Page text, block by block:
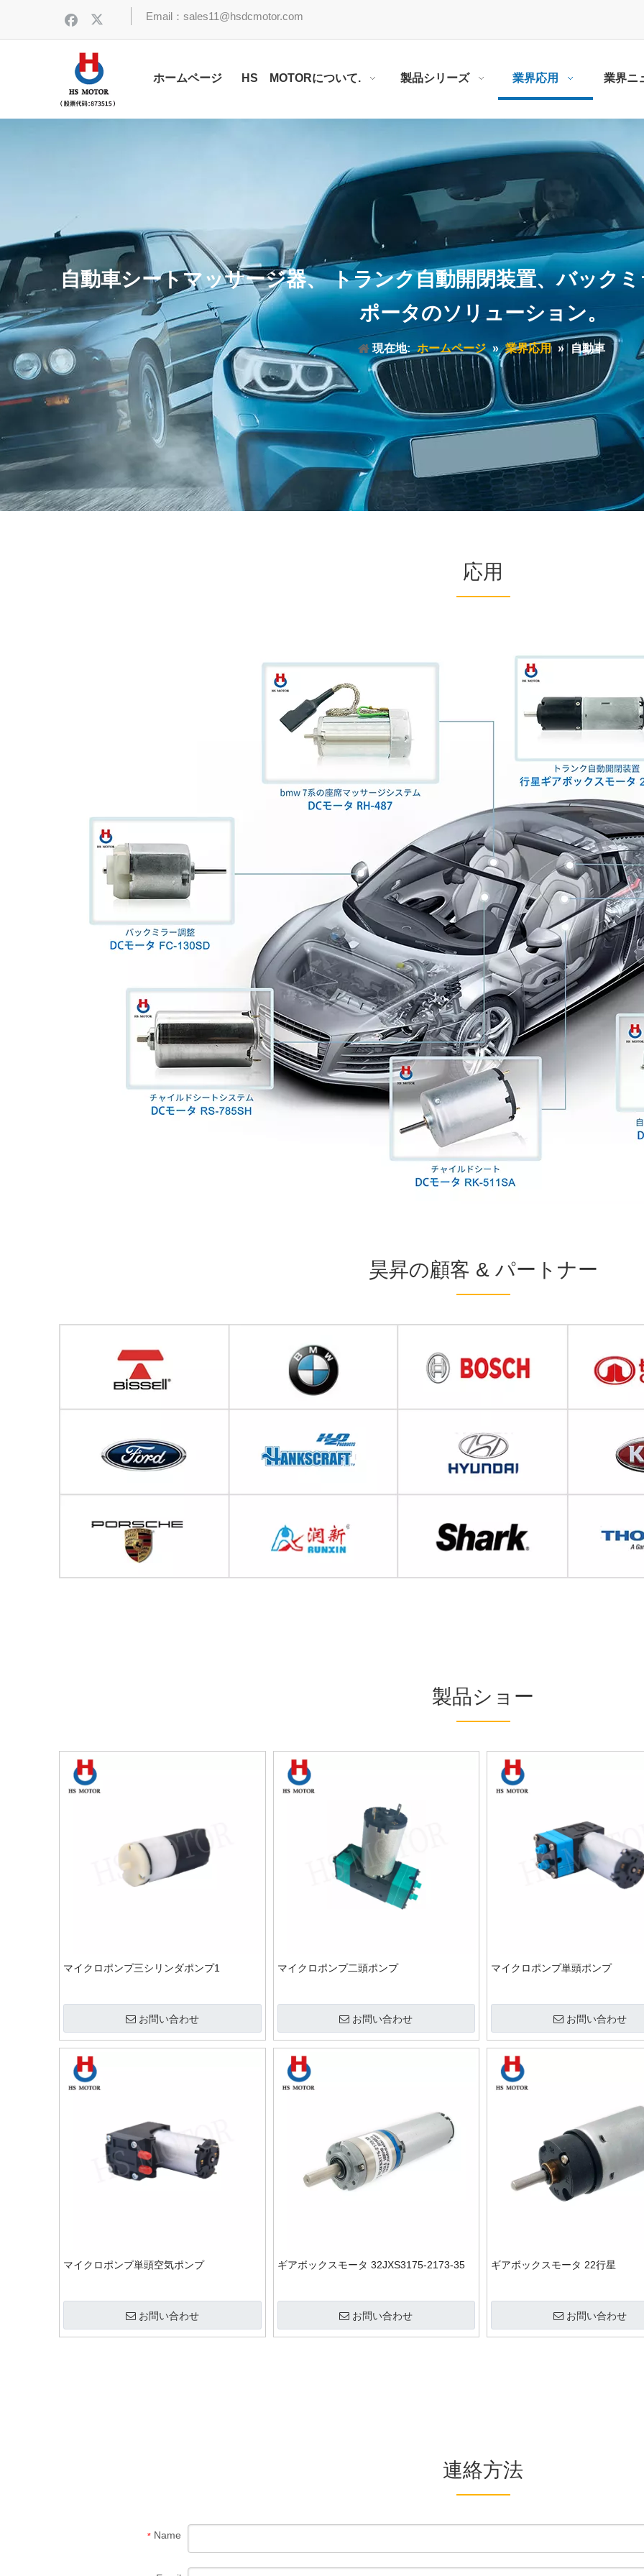
Email：sales11@hsdcmotor.com
ホームページ HS MOTORについて. 製品シリーズ 業界応用 業界ニ
自動車シートマッサージ器、 トランク自動開閉装置、バック
ポータのソリューション。
現在地: ホームページ » 業界応用 » 自動車
応用
昊昇の顧客 & パートナー
製品ショー
マイクロポンプ三シリンダポンプ1
お問い合わせ
マイクロポンプ二頭ポンプ
お問い合わせ
マイクロポンプ単頭ポンプ
お問い合わせ
マイクロポンプ単頭空気ポンプ
お問い合わせ
ギアボックスモータ 32JXS3175-2173-35
お問い合わせ
ギアボックスモータ 22行星
お問い合わせ
連絡方法
* Name